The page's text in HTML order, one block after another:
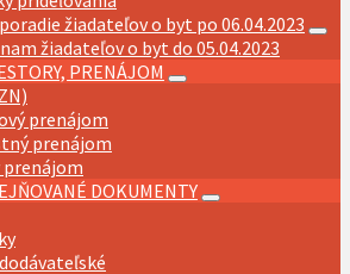
žiadateľov o byt po 06.04.2023
žiadateľov o byt do 05.04.2023
PRENÁJOM
prenájom
prenájom
DOKUMENTY